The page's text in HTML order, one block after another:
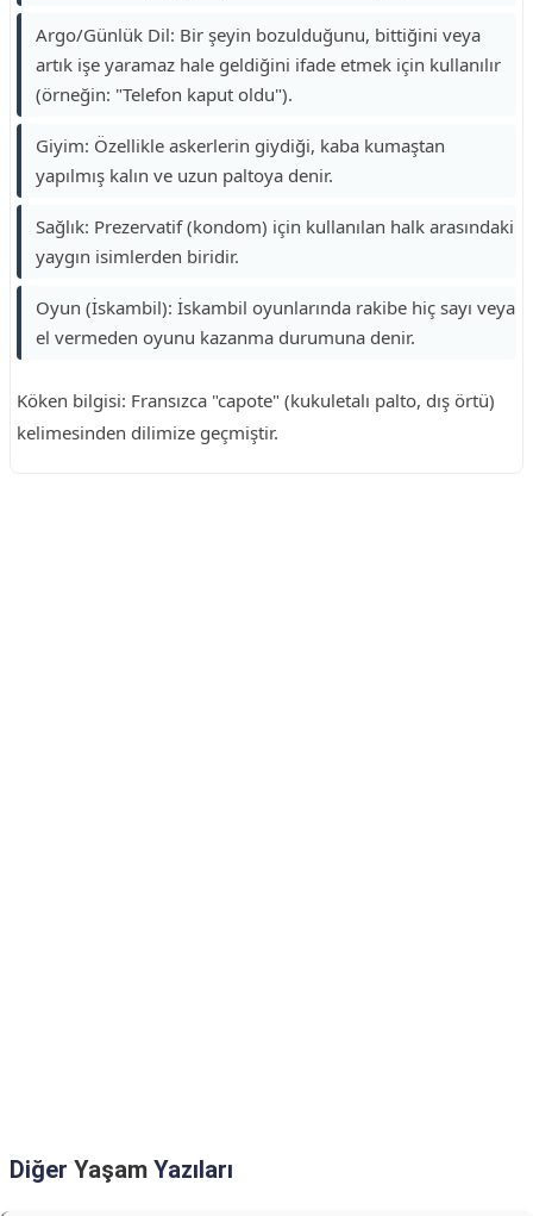
Argo/Günlük Dil: Bir şeyin bozulduğunu, bittiğini veya
artık işe yaramaz hale geldiğini ifade etmek için kullanılır
(örneğin: "Telefon kaput oldu").
Giyim: Özellikle askerlerin giydiği, kaba kumaştan
yapılmış kalın ve uzun paltoya denir.
Sağlık: Prezervatif (kondom) için kullanılan halk arasındaki
yaygın isimlerden biridir.
Oyun (İskambil): İskambil oyunlarında rakibe hiç sayı veya
el vermeden oyunu kazanma durumuna denir.
Köken bilgisi: Fransızca "capote" (kukuletalı palto, dış örtü)
kelimesinden dilimize geçmiştir.
Diğer Yaşam Yazıları